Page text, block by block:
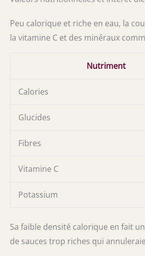
Peu calorique et riche en eau, la
la vitamine C et des minéraux
Nutriment
Calories
Glucides
Fibres
Vitamine C
Potassium
Sa faible densité calorique en fait
de sauces trop riches qui